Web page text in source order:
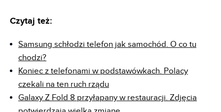
Czytaj też:
Samsung schłodzi telefon jak samochód. O co tu
chodzi?
Koniec z telefonami w podstawówkach. Polacy
czekali na ten ruch rządu
Galaxy Z Fold 8 przyłapany w restauracji. Zdjęcia